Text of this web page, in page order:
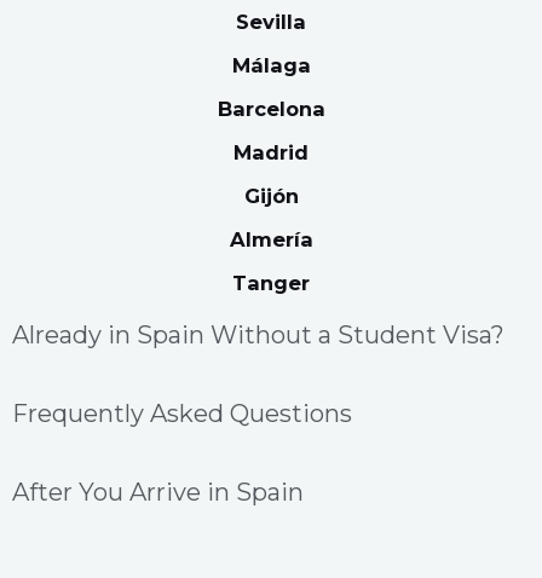
Sevilla
Málaga
Barcelona
Madrid
Gijón
Almería
Tanger
Already in Spain Without a Student Visa?
Frequently Asked Questions
After You Arrive in Spain